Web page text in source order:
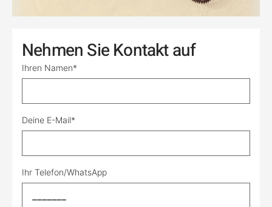
Nehmen Sie Kontakt auf
Ihren Namen*
Deine E-Mail*
Ihr Telefon/WhatsApp